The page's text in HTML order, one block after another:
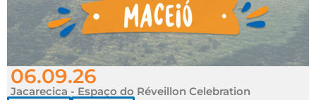
06.09.26
Jacarecica - Espaço do Réveillon Celebration